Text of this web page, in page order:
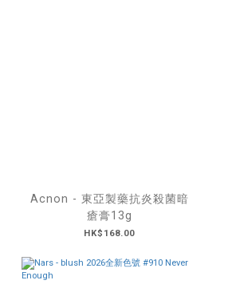
Acnon - 東亞製藥抗炎殺菌暗
瘡膏13g
HK$168.00